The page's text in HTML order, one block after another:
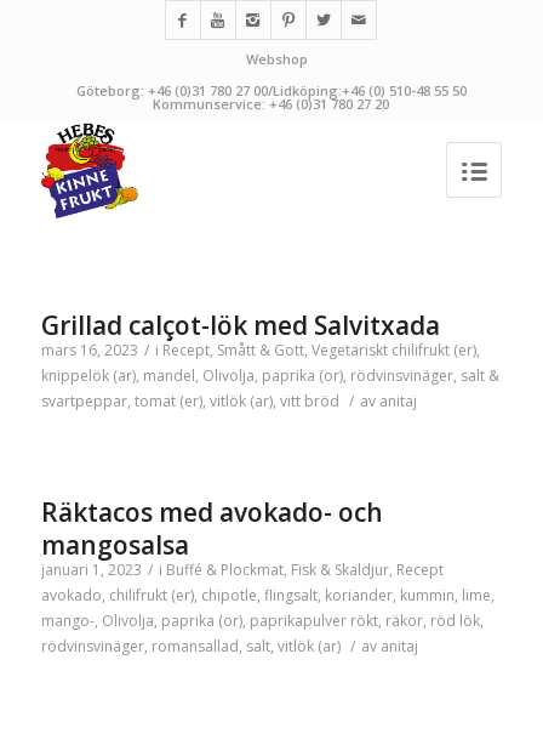
Webshop
Göteborg: +46 (0)31 780 27 00/Lidköping:+46 (0) 510-48 55 50
Kommunservice: +46 (0)31 780 27 20
Grillad calçot-lök med Salvitxada
mars 16, 2023 / i Recept, Smått & Gott, Vegetariskt chilifrukt (er),
knippelök (ar), mandel, Olivolja, paprika (or), rödvinsvinäger, salt &
svartpeppar, tomat (er), vitlök (ar), vitt bröd / av anitaj
Räktacos med avokado- och
mangosalsa
januari 1, 2023 / i Buffé & Plockmat, Fisk & Skaldjur, Recept
avokado, chilifrukt (er), chipotle, flingsalt, koriander, kummin, lime,
mango-, Olivolja, paprika (or), paprikapulver rökt, räkor, röd lök,
rödvinsvinäger, romansallad, salt, vitlök (ar) / av anitaj